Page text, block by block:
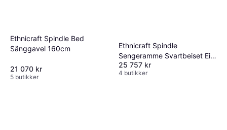
Ethnicraft Spindle Bed
Sänggavel 160cm
21 070 kr
5 butikker
Ethnicraft Spindle
Sengeramme Svartbeiset Eik
160x200 cm Sängram
25 757 kr
4 butikker